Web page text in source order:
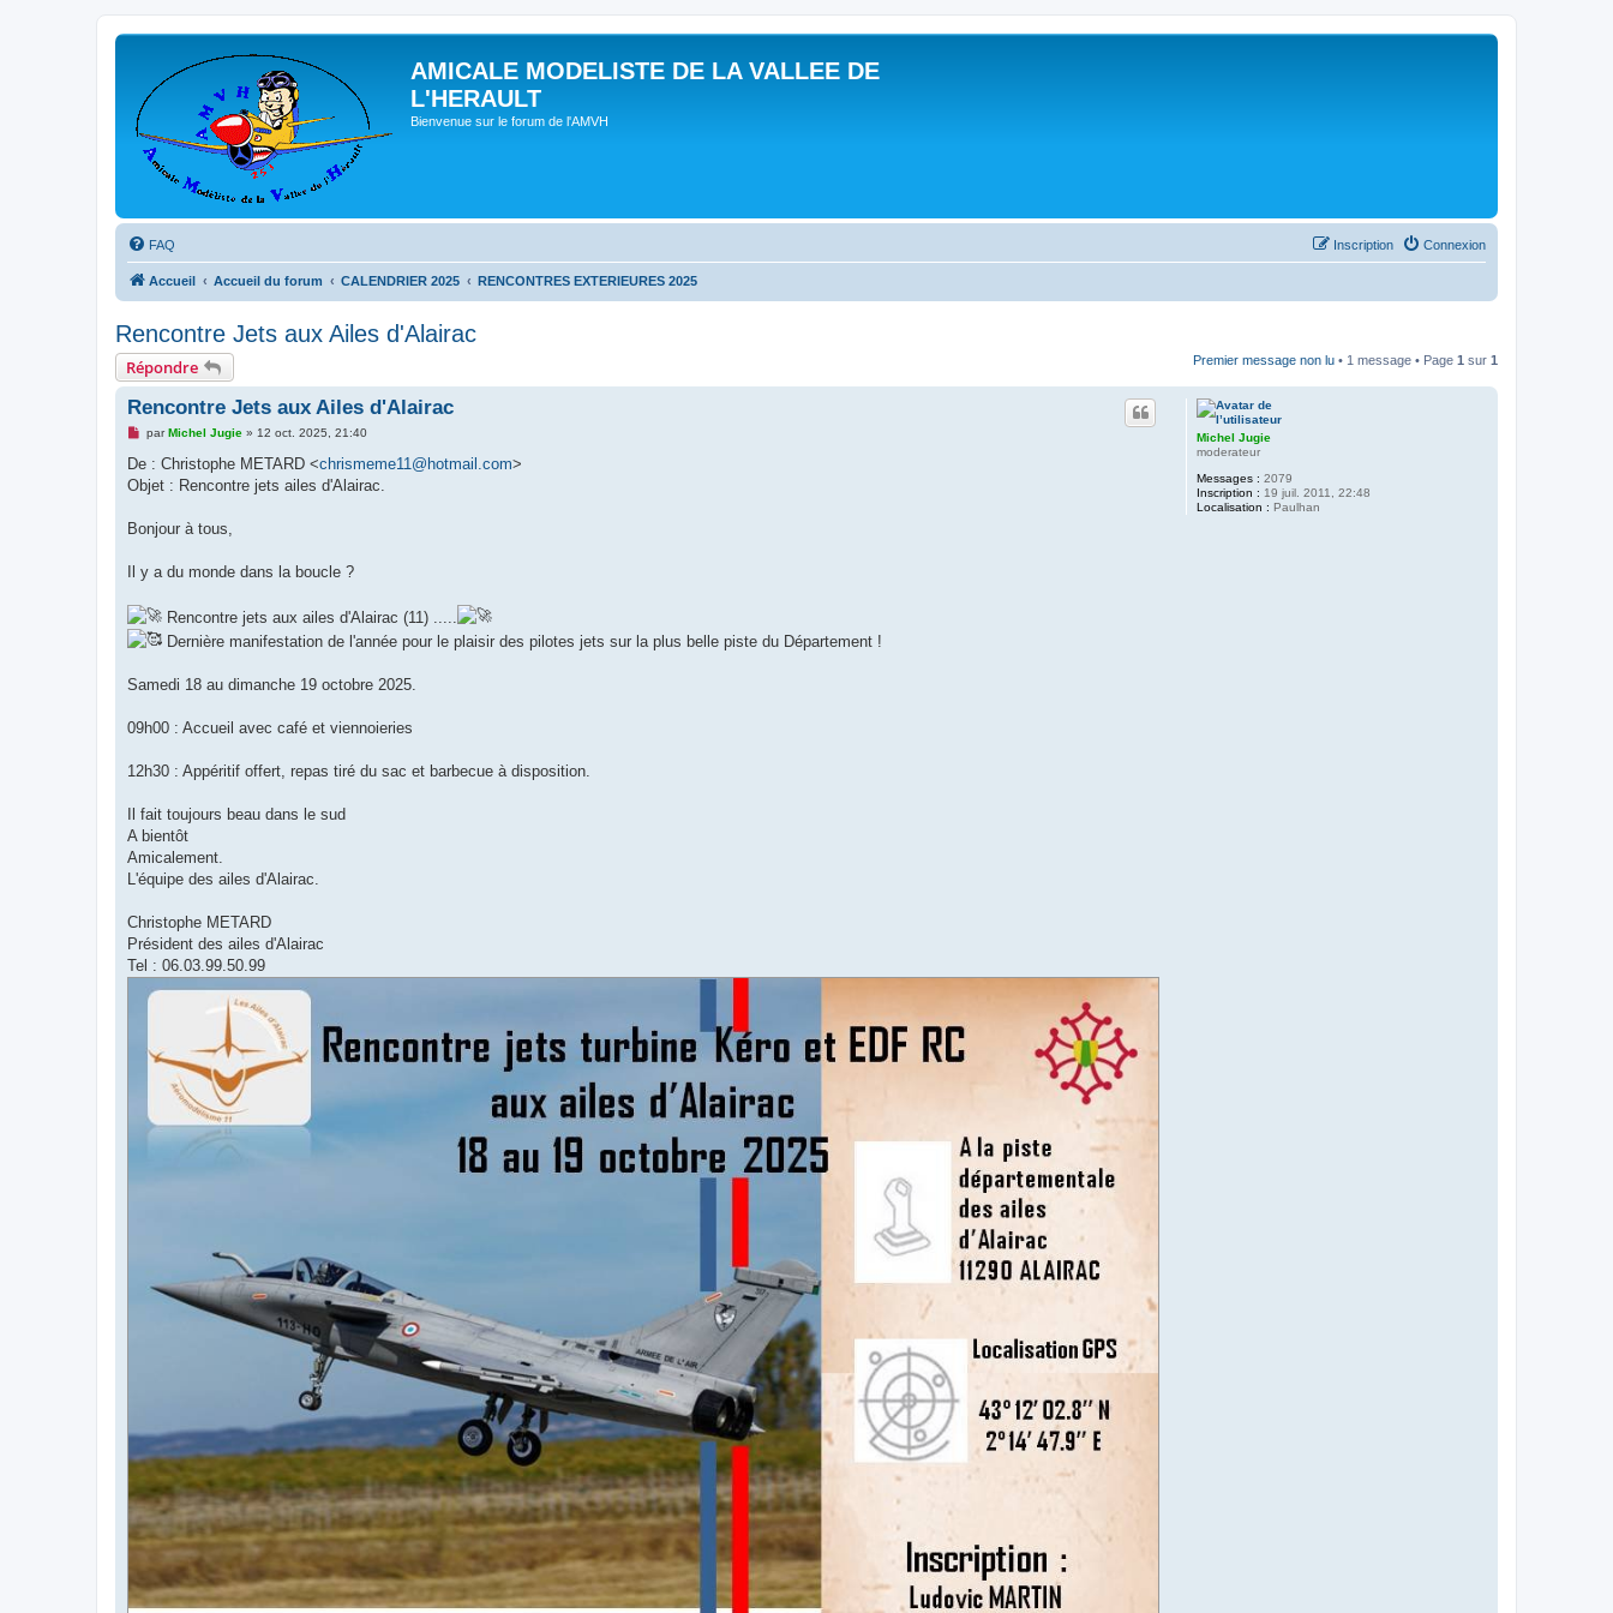
AMICALE MODELISTE DE LA VALLEE DE
L'HERAULT
Bienvenue sur le forum de l'AMVH
FAQ Connexion
Inscription
Accueil Accueil du forum CALENDRIER 2025 RENCONTRES EXTERIEURES 2025
Rencontre Jets aux Ailes d'Alairac
Répondre Premier message non lu • 1 message • Page 1 sur 1
Michel Jugie
moderateur
Messages : 2079
Inscription : 19 juil. 2011, 22:48
Localisation : Paulhan
Rencontre Jets aux Ailes d'Alairac
M
s
a
n
l
parMichel Jugie» 12 oct. 2025, 21:40
De : Christophe METARD <chrismeme11@hotmail.com>
Objet : Rencontre jets ailes d'Alairac.
Bonjour à tous,
Il y a du monde dans la boucle ?
Rencontre jets aux ailes d'Alairac (11) .....
Dernière manifestation de l'année pour le plaisir des pilotes jets sur la plus belle piste du Département !
Samedi 18 au dimanche 19 octobre 2025.
09h00 : Accueil avec café et viennoieries
12h30 : Appéritif offert, repas tiré du sac et barbecue à disposition.
Il fait toujours beau dans le sud
A bientôt
Amicalement.
L'équipe des ailes d'Alairac.
Christophe METARD
Président des ailes d'Alairac
Tel : 06.03.99.50.99